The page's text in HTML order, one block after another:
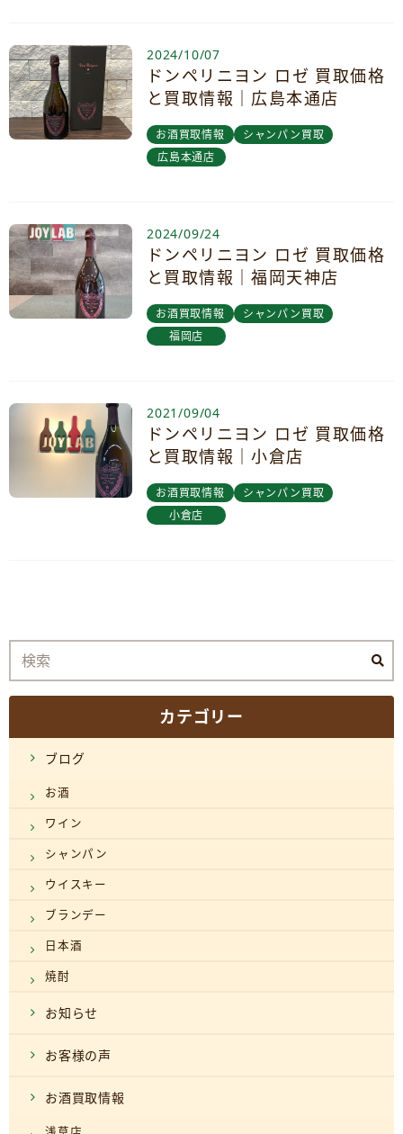
2024/10/07
ドンペリニヨン ロゼ 買取価格
と買取情報｜広島本通店
お酒買取情報
シャンパン買取
広島本通店
2024/09/24
ドンペリニヨン ロゼ 買取価格
と買取情報｜福岡天神店
お酒買取情報
シャンパン買取
福岡店
2021/09/04
ドンペリニヨン ロゼ 買取価格
と買取情報｜小倉店
お酒買取情報
シャンパン買取
小倉店
カテゴリー
ブログ
お酒
ワイン
シャンパン
ウイスキー
ブランデー
日本酒
焼酎
お知らせ
お客様の声
お酒買取情報